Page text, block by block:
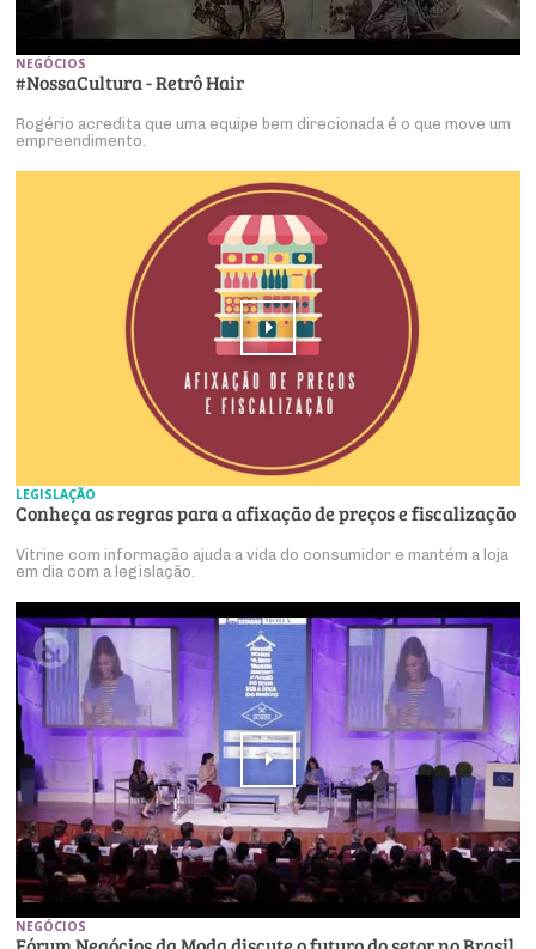
Turismo
PROJETOS ESPECIAIS:
COP30
Serviços
SESC
Cecomercio
Prêmio de Sustentabilidade
Conselho de Assuntos Tributários
Conselho Estadual de Defesa do Contribuinte
Conselho de Economia Empresarial e Política
Conselho do Comércio Atacadista
Conselho de Serviços
Conselho de Relações Internacionais
Conselho de Sustentabilidade
Conselho de Comércio Eletrônico
Advocacy
NEGÓCIOS
#NossaCultura - Retrô Hair
Rogério acredita que uma equipe bem direcionada é o que move um
empreendimento.
LEGISLAÇÃO
Conheça as regras para a afixação de preços e fiscalização
Vitrine com informação ajuda a vida do consumidor e mantém a loja
em dia com a legislação.
NEGÓCIOS